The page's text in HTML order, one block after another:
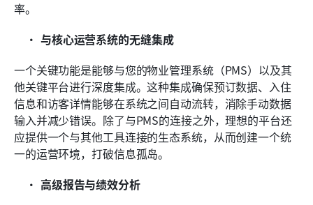
率。
与核心运营系统的无缝集成
一个关键功能是能够与您的物业管理系统（PMS）以及其
他关键平台进行深度集成。这种集成确保预订数据、入住
信息和访客详情能够在系统之间自动流转，消除手动数据
输入并减少错误。除了与PMS的连接之外，理想的平台还
应提供一个与其他工具连接的生态系统，从而创建一个统
一的运营环境，打破信息孤岛。
高级报告与绩效分析